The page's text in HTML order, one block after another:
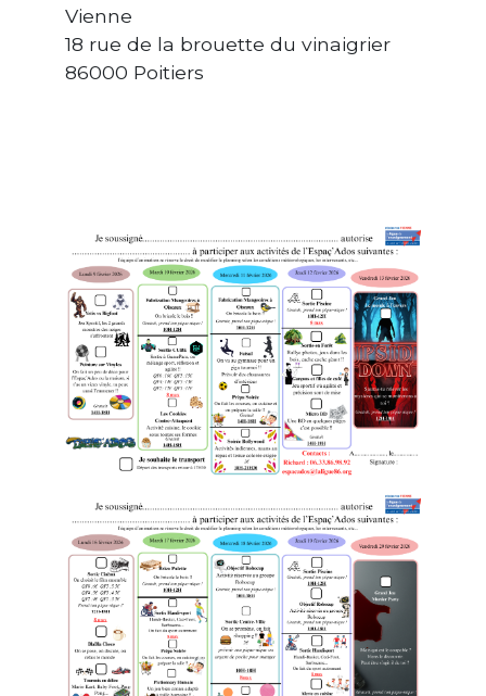
Vienne
18 rue de la brouette du vinaigrier
86000 Poitiers